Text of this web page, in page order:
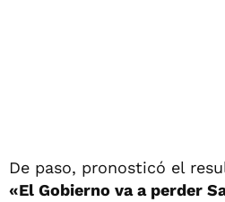
De paso, pronosticó el
«El Gobierno va a perder